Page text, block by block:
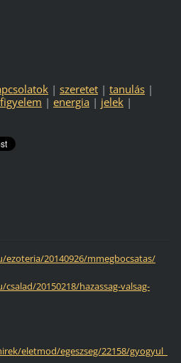
| szeretet | tanulás |
figyelem | energia | jelek |
ezoteria/20140926/mmegbocsatas/
csalad/20150218/hazassag-valsag-
eletmod/egeszseg/22158/gyogyul_